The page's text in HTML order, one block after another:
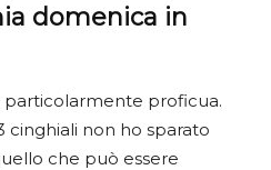
domenica in
particolarmente proficua.
cinghiali non ho sparato
che può essere